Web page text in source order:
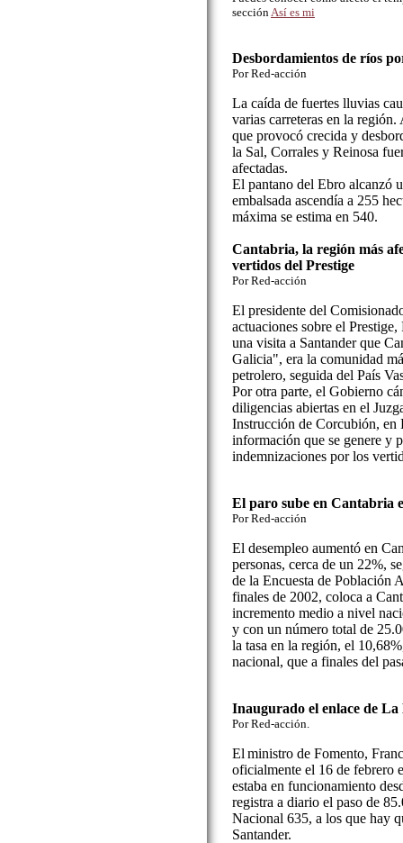
secciónAsí es mi
Desbordamientos de ríos
Por Red-acción
La caída de fuertes lluvias
varias carreteras en la
que provocó crecida y
la Sal, Corrales y Reinosa
afectadas.
El pantano del Ebro alcanzó
embalsada ascendía a 255
máxima se estima en 540.
Cantabria, la región más
vertidos del Prestige
Por Red-acción
El presidente del
actuaciones sobre el
una visita a Santander que
Galicia", era la comunidad
petrolero, seguida del País
Por otra parte, el Gobierno
diligencias abiertas en el
Instrucción de Corcubión, en
información que se genere y
indemnizaciones por los
El paro sube en Cantabria
Por Red-acción
El desempleo aumentó en
personas, cerca de un 22%,
de la Encuesta de Población
finales de 2002, coloca a
incremento medio a nivel
y con un número total de
la tasa en la región, el
nacional, que a finales del
Inaugurado el enlace de
Por Red-acción.
El ministro de Fomento,
oficialmente el 16 de febrero
estaba en funcionamiento
registra a diario el paso de
Nacional 635, a los que hay
Santander.